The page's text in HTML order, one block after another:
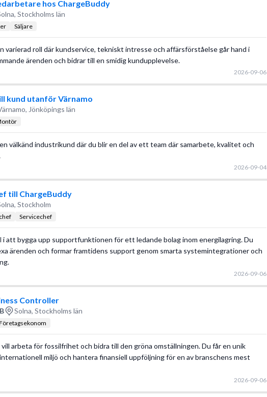
hos ChargeBuddy
Stockholms län
Säljare
varierad roll där kundservice, tekniskt intresse och affärsförståelse går hand i
ärenden och bidrar till en smidig kundupplevelse.
2026-09-06
kund utanför Värnamo
Jönköpings län
välkänd industrikund där du blir en del av ett team där samarbete, kvalitet och
2026-09-04
till ChargeBuddy
Stockholm
Servicechef
i att bygga upp supportfunktionen för ett ledande bolag inom energilagring. Du
ärenden och formar framtidens support genom smarta systemintegrationer och
2026-09-06
Controller
Solna, Stockholms län
arbeta för fossilfrihet och bidra till den gröna omställningen. Du får en unik
miljö och hantera finansiell uppföljning för en av branschens mest
2026-09-06